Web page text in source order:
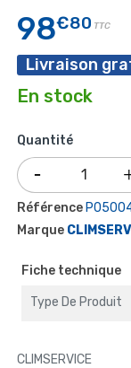
98€80 TTC
Livraison
En stock
Quantité
Référence
Marque
Fiche technique
Type De Produit
CLIMSERVICE